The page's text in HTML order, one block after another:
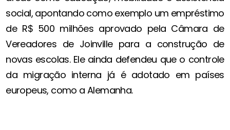
social, apontando como exemplo um empréstimo
de R$ 500 milhões aprovado pela Câmara de
Vereadores de Joinville para a construção de
novas escolas. Ele ainda defendeu que o controle
da migração interna já é adotado em países
europeus, como a Alemanha.